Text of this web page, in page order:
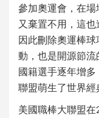
參加奧運會，在
又棄置不用，這
因此刪除奧運棒
動，也是開源節
國籍選手逐年增
聯盟萌生了世界經
美國職棒大聯盟